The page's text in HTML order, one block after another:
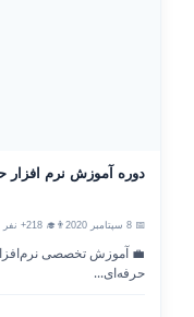
دوره آموزش نرم افزار
📅 8 سپتامبر 2020 👨‍🎓 218+ نفر
💼 آموزش تخصصی
حرفه‌ای...